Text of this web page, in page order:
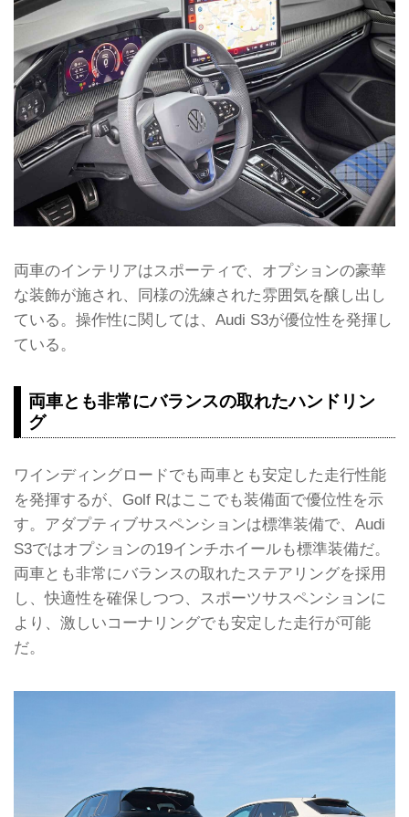
両車のインテリアはスポーティで、オプションの豪華
な装飾が施され、同様の洗練された雰囲気を醸し出し
ている。操作性に関しては、Audi S3が優位性を発揮し
ている。
両車とも非常にバランスの取れたハンドリン
グ
ワインディングロードでも両車とも安定した走行性能
を発揮するが、Golf Rはここでも装備面で優位性を示
す。アダプティブサスペンションは標準装備で、Audi
S3ではオプションの19インチホイールも標準装備だ。
両車とも非常にバランスの取れたステアリングを採用
し、快適性を確保しつつ、スポーツサスペンションに
より、激しいコーナリングでも安定した走行が可能
だ。